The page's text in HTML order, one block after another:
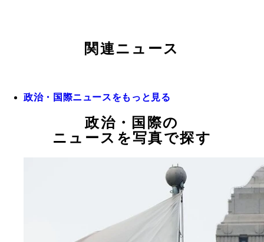
関連ニュース
政治・国際ニュースをもっと見る
政治・国際の
ニュースを写真で探す